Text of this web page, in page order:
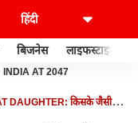
बिजनेस लाइफस्टाइल
INDIA AT 2047
DAUGHTER: किसके जैसी